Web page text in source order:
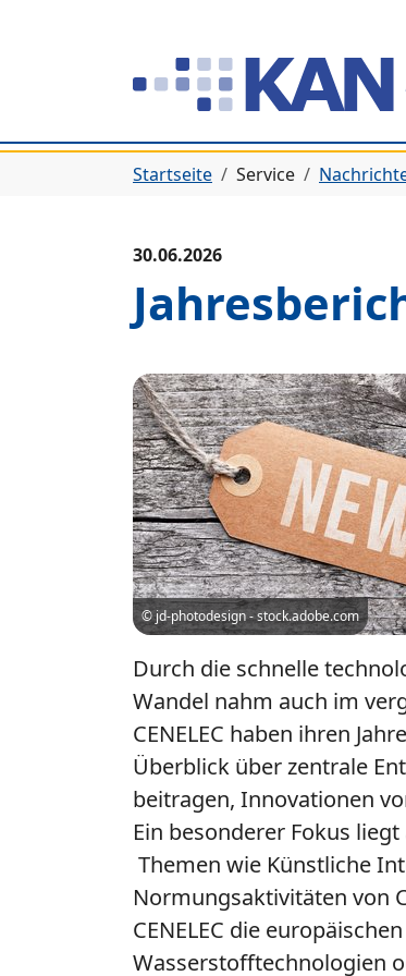
Sie befinden sich hier:
Startseite Service
30.06.2026
© jd-photodesign - stock.adobe.com
Durch die schnelle
Wandel nahm auch im
CENELEC haben ihren
Überblick über zentrale
beitragen, Innovationen
Ein besonderer Fokus
Themen wie Künstliche
Normungsaktivitäten von
CENELEC die
Wasserstofftechnologien